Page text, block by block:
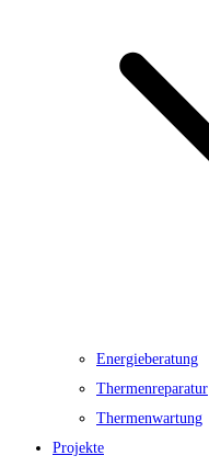
Energieberatung
Thermenreparatur
Thermenwartung
Projekte